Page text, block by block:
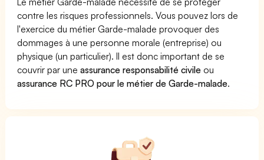
contre les risques professionnels. Vous pouvez lors de
l'exercice du métier Garde-malade provoquer des
dommages à une personne morale (entreprise) ou
physique (un particulier). Il est donc important de se
couvrir par uneassurance responsabilité civile ou
assurance RC PRO pour le métier de Garde-malade.